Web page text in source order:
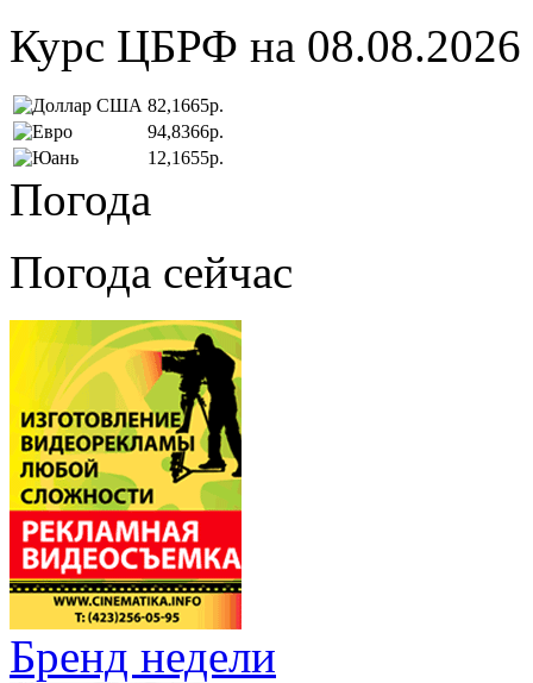
Курс ЦБРФ на 08.08.2026
82,1665р.
94,8366р.
12,1655р.
Погода
Погода сейчас
Бренд недели